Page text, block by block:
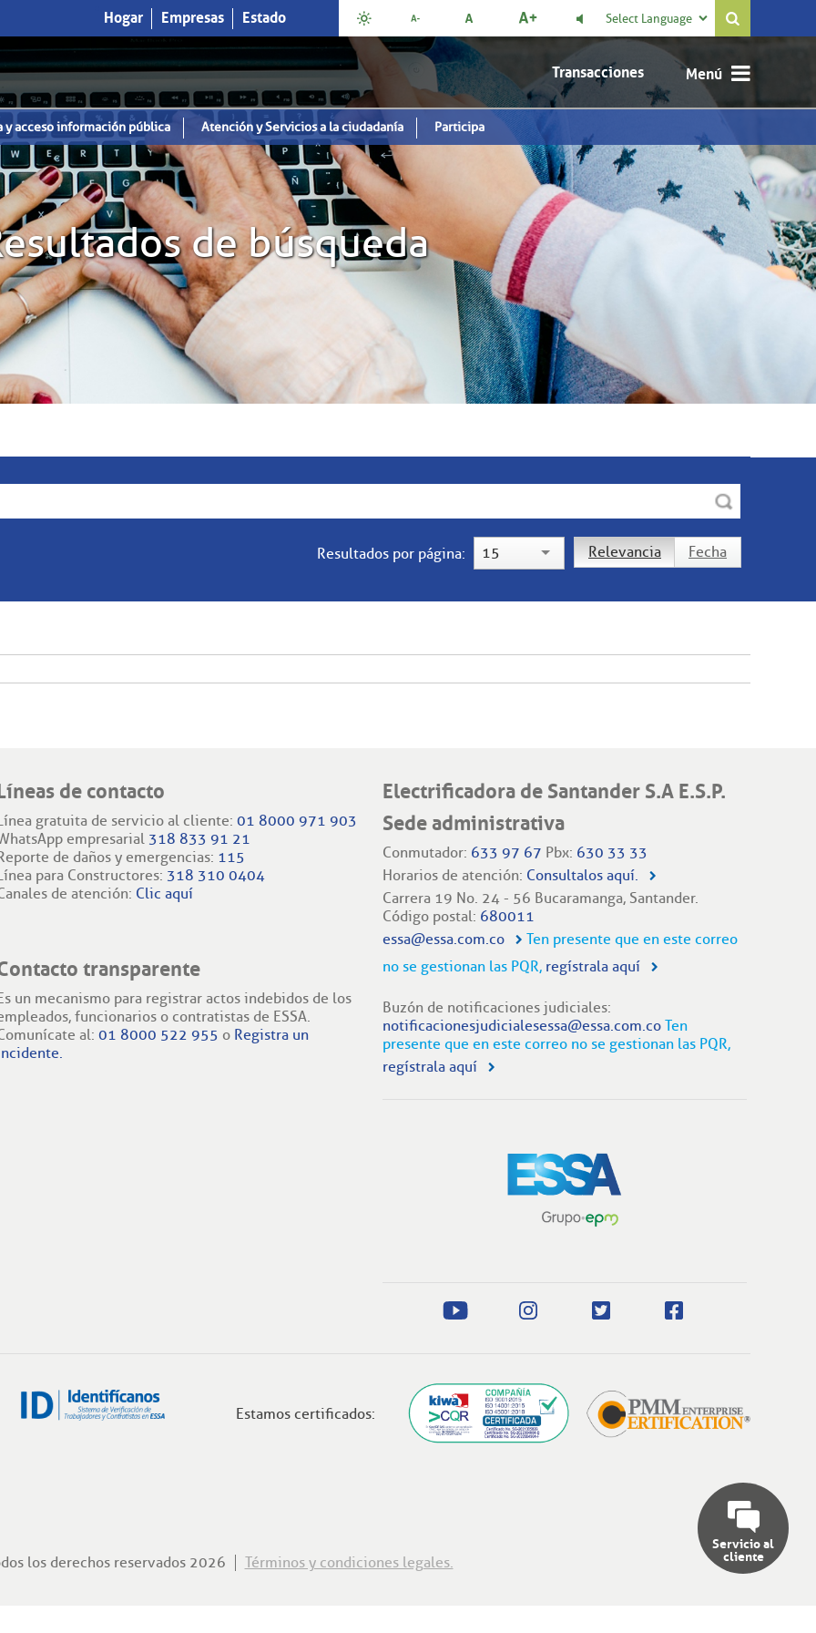
Hogar Empresas Estado Select Language 
Transacciones
y acceso información pública Atención y Servicios a la ciudadanía Participa
de búsqueda
Relevancia Fecha
Resultados por página: 15
Servicio al
cliente
de contacto
gratuita de servicio al cliente: 01 8000 971 903
empresarial 318 833 91 21
de daños y emergencias: 115
para Constructores: 318 310 0404
de atención: Clic aquí
transparente
un mecanismo para registrar actos indebidos de los
funcionarios o contratistas de ESSA.
al: 01 8000 522 955 o Registra un
Electrificadora de Santander S.A E.S.P.
Sede administrativa
Conmutador: 633 97 67 Pbx: 630 33 33
Horarios de atención: Consultalos aquí.
Carrera 19 No. 24 - 56 Bucaramanga, Santander.
Código postal: 680011
essa@essa.com.co
Ten presente que en este correo
no se gestionan las PQR, regístrala aquí
Buzón de notificaciones judiciales:
notificacionesjudicialesessa@essa.com.co Ten
presente que en este correo no se gestionan las PQR,
regístrala aquí
Estamos certificados:
los derechos reservados 2026 Términos y condiciones legales.